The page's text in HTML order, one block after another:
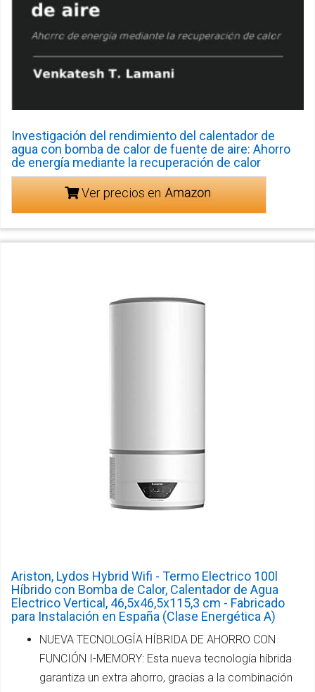
Investigación del rendimiento del calentador de
agua con bomba de calor de fuente de aire: Ahorro
de energía mediante la recuperación de calor
Ver precios en
Ariston, Lydos Hybrid Wifi - Termo Electrico 100l
Híbrido con Bomba de Calor, Calentador de Agua
Electrico Vertical, 46,5x46,5x115,3 cm - Fabricado
para Instalación en España (Clase Energética A)
NUEVA TECNOLOGÍA HÍBRIDA DE AHORRO CON
FUNCIÓN I-MEMORY: Esta nueva tecnología híbrida
garantiza un extra ahorro, gracias a la combinación